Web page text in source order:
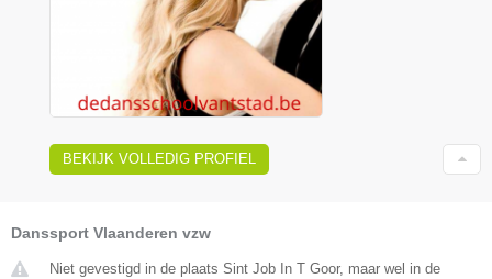
BEKIJK VOLLEDIG PROFIEL
Danssport Vlaanderen vzw
Niet gevestigd in de plaats Sint Job In T Goor, maar wel in de